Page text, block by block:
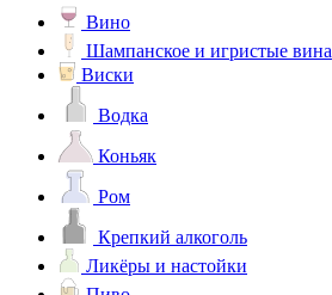
Вино
Шампанское и игристые вина
Виски
Водка
Коньяк
Ром
Крепкий алкоголь
Ликёры и настойки